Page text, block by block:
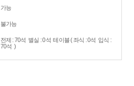
가능
불가능
전제 : 70석 별실 : 0석 테이블 ( 좌식 : 0석 입식 :
70석 )